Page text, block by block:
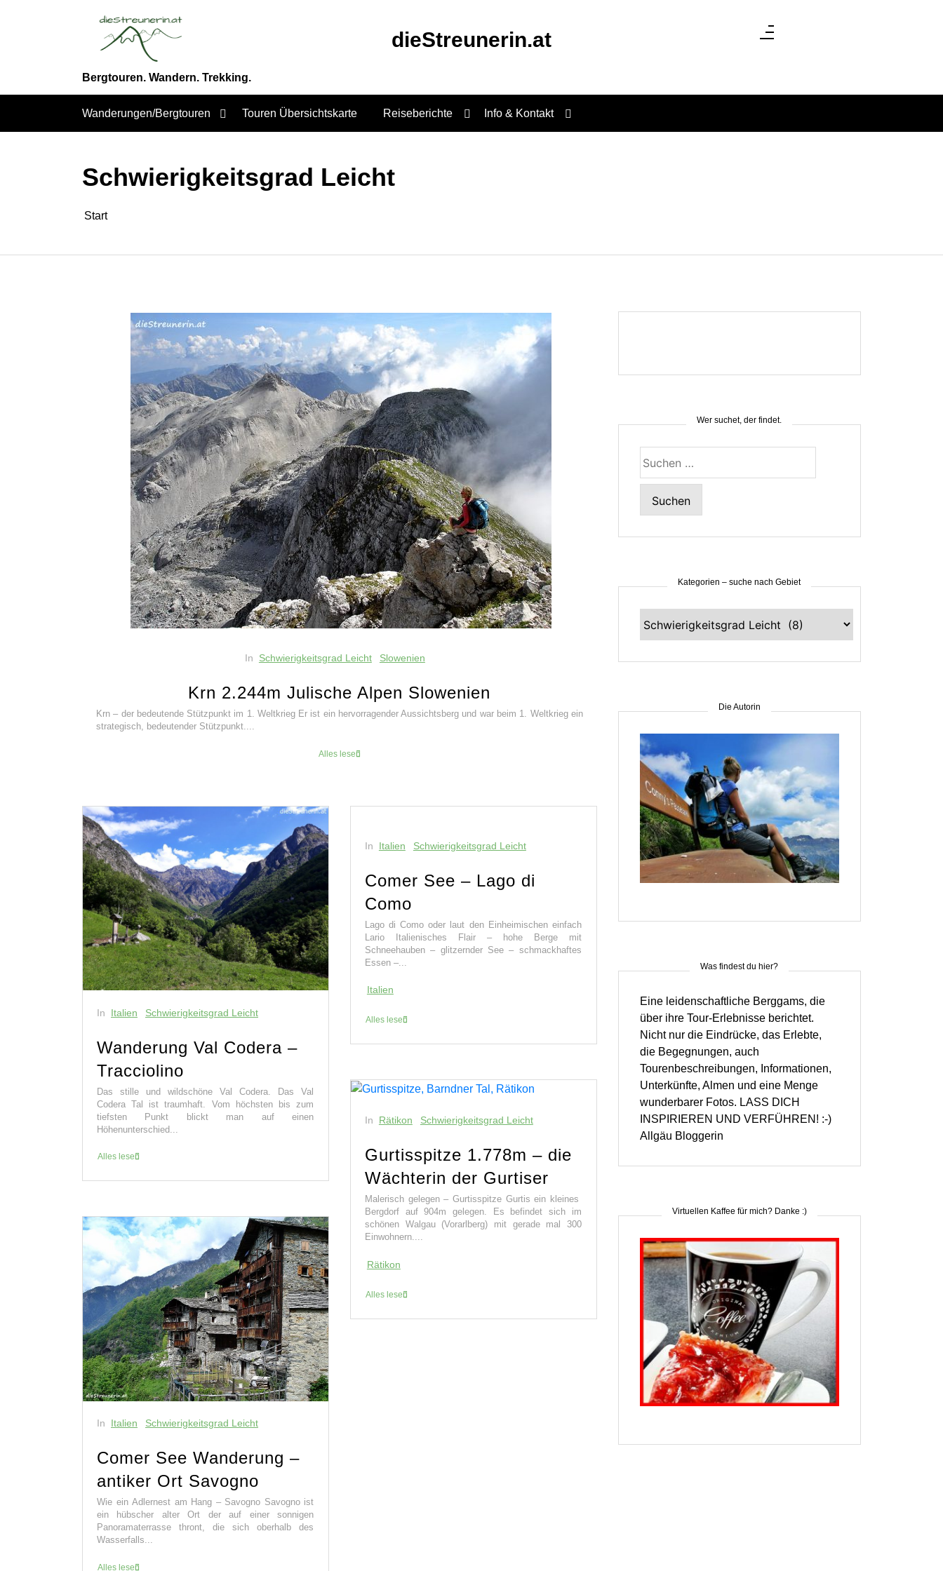
dieStreunerin.at
Bergtouren. Wandern. Trekking.
Wanderungen/Bergtouren Touren Übersichtskarte Reiseberichte Info & Kontakt
Schwierigkeitsgrad Leicht
Start
In Schwierigkeitsgrad Leicht Slowenien
Krn 2.244m Julische Alpen Slowenien
Krn – der bedeutende Stützpunkt im 1. Weltkrieg Er ist ein hervorragender Aussichtsberg und war beim 1. Weltkrieg ein
strategisch, bedeutender Stützpunkt....
Alles lesen
In Italien Schwierigkeitsgrad Leicht
Wanderung Val Codera –
Tracciolino
Das stille und wildschöne Val Codera. Das Val
Codera Tal ist traumhaft. Vom höchsten bis zum
tiefsten Punkt blickt man auf einen
Höhenunterschied...
Alles lesen
In Italien Schwierigkeitsgrad Leicht
Comer See Wanderung –
antiker Ort Savogno
Wie ein Adlernest am Hang – Savogno Savogno ist
ein hübscher alter Ort der auf einer sonnigen
Panoramaterrasse thront, die sich oberhalb des
Wasserfalls...
Alles lesen
In Italien Schwierigkeitsgrad Leicht
Comer See – Lago di
Como
Lago di Como oder laut den Einheimischen einfach
Lario Italienisches Flair – hohe Berge mit
Schneehauben – glitzernder See – schmackhaftes
Essen –...
Italien
Alles lesen
In Rätikon Schwierigkeitsgrad Leicht
Gurtisspitze 1.778m – die
Wächterin der Gurtiser
Malerisch gelegen – Gurtisspitze Gurtis ein kleines
Bergdorf auf 904m gelegen. Es befindet sich im
schönen Walgau (Vorarlberg) mit gerade mal 300
Einwohnern....
Rätikon
Alles lesen
Wer suchet, der findet.
nach:
Kategorien – suche nach Gebiet
–
Die Autorin
Was findest du hier?
Eine leidenschaftliche Berggams, die
über ihre Tour-Erlebnisse berichtet.
Nicht nur die Eindrücke, das Erlebte,
die Begegnungen, auch
Tourenbeschreibungen, Informationen,
Unterkünfte, Almen und eine Menge
wunderbarer Fotos. LASS DICH
INSPIRIEREN UND VERFÜHREN! :-)
Allgäu Bloggerin
Virtuellen Kaffee für mich? Danke :)